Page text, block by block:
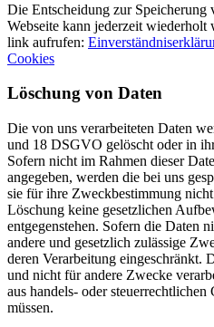
Die Entscheidung zur Speicherung
Webseite kann jederzeit wiederholt
link aufrufen:
Cookies
Löschung von Daten
Die von uns verarbeiteten Daten
und 18 DSGVO gelöscht oder in
Sofern nicht im Rahmen dieser
angegeben, werden die bei uns
sie für ihre Zweckbestimmung
Löschung keine gesetzlichen
entgegenstehen. Sofern die Daten
andere und gesetzlich zulässige
deren Verarbeitung eingeschränkt.
und nicht für andere Zwecke
aus handels- oder
müssen.